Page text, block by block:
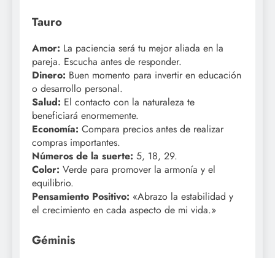
Tauro
Amor: La paciencia será tu mejor aliada en la
pareja. Escucha antes de responder.
Dinero: Buen momento para invertir en educación
o desarrollo personal.
Salud: El contacto con la naturaleza te
beneficiará enormemente.
Economía: Compara precios antes de realizar
compras importantes.
Números de la suerte: 5, 18, 29.
Color: Verde para promover la armonía y el
equilibrio.
Pensamiento Positivo: «Abrazo la estabilidad y
el crecimiento en cada aspecto de mi vida.»
Géminis